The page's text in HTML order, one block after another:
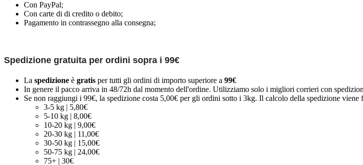
Con PayPal;
Con carte di di credito o debito;
Pagamento in contrassegno alla consegna;
Spedizione gratuita per ordini sopra i 99€
La spedizione è gratis per tutti gli ordini di importo superiore a 99€
In genere il pacco arriva in 48/72h dal momento dell'ordine. Utilizziamo solo i migliori corrieri con
Se non raggiungi i 99€, la spedizione costa 5,00€ per gli ordini sotto i 3kg. Il calcolo della spedizione
3-5 kg | 5,80€
5-10 kg | 8,00€
10-20 kg | 9,00€
20-30 kg | 11,00€
30-50 kg | 15,00€
50-75 kg | 24,00€
75+ | 30€